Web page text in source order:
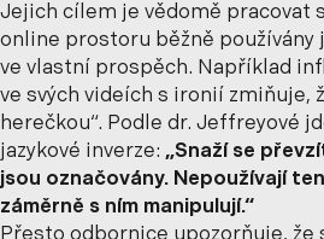
Jejich cílem je vědomě pracovat
online prostoru běžně používány
ve vlastní prospěch. Například
ve svých videích s ironií zmiňuje,
herečkou“. Podle dr. Jeffreyové
jazykové inverze: „Snaží se
jsou označovány. Nepoužívají
záměrně s ním manipulují.“